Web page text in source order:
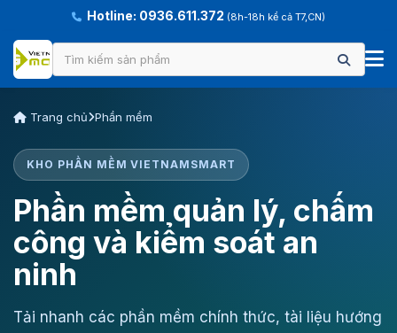
Hotline: 0936.611.372 (8h-18h kể cả T7,CN)
Trang chủ Phần mềm
KHO PHẦN MỀM VIETNAMSMART
Phần mềm quản lý, chấm
công và kiểm soát an
ninh
Tải nhanh các phần mềm chính thức, tài liệu hướng